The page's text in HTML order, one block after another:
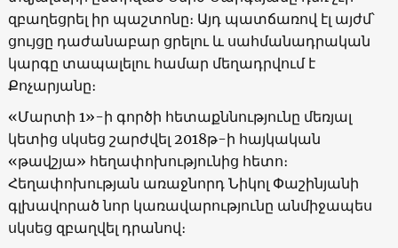
զբաղեցրել իր պաշտոնը։ Այդ պատճառով էլ այժմ՝
ցույցը դաժանաբար ցրելու և սահմանադրական
կարգը տապալելու համար մեղադրվում է
Քոչարյանը։
«Մարտի 1»-ի գործի հետաքննությունը մեռյալ
կետից սկսեց շարժվել 2018թ-ի հայկական
«թավշյա» հեղափոխությունից հետո։
Հեղափոխության առաջնորդ Նիկոլ Փաշինյանի
գլխավորած նոր կառավարությունը անմիջապես
սկսեց զբաղվել դրանով։